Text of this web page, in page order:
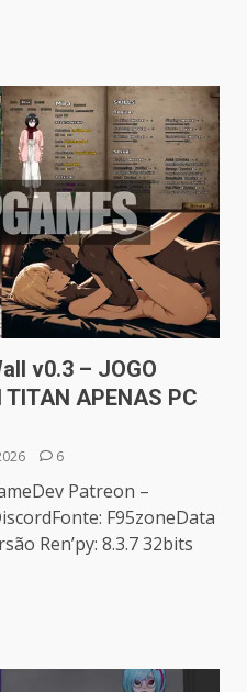
v0.3 – JOGO
TITAN APENAS PC
6
Patreon –
F95zoneData
Ren’py: 8.3.7 32bits